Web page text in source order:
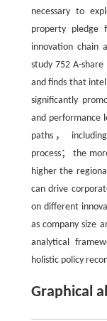
necessary to
property pledge
innovation chain
study 752 A-
and finds that
significantly
and performance
paths，
process； the
higher the
can drive
on different
as company size
analytical
holistic policy
Graphical